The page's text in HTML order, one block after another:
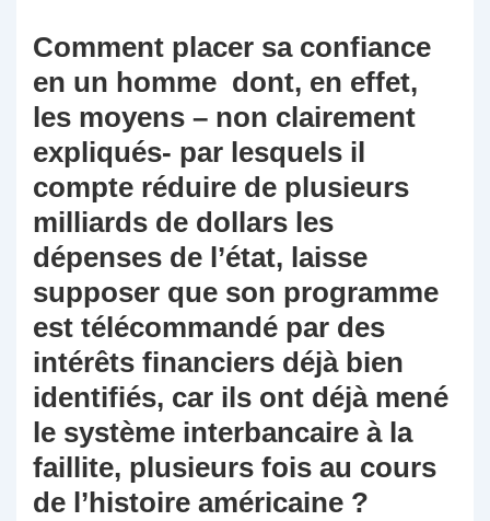
Comment placer sa confiance
en un homme dont, en effet,
les moyens – non clairement
expliqués- par lesquels il
compte réduire de plusieurs
milliards de dollars les
dépenses de l’état, laisse
supposer que son programme
est télécommandé par des
intérêts financiers déjà bien
identifiés, car ils ont déjà mené
le système interbancaire à la
faillite, plusieurs fois au cours
de l’histoire américaine ?